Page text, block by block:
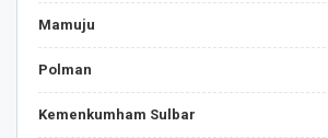
Mamuju
Polman
Kemenkumham Sulbar